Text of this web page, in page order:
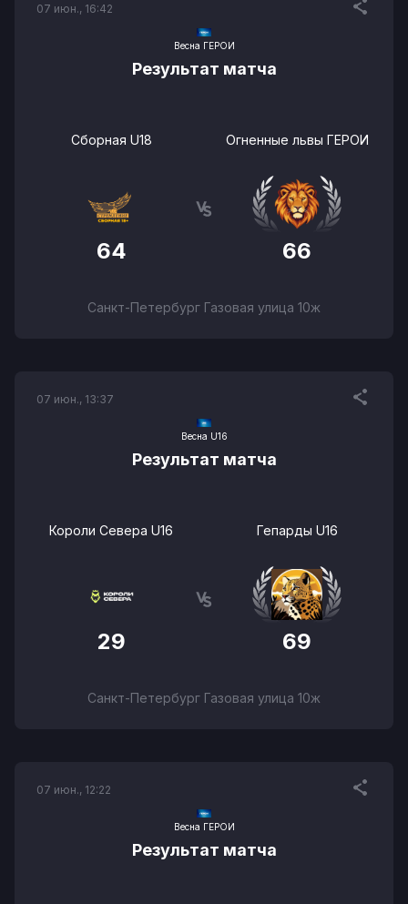
07 июн., 16:42
Весна ГЕРОИ
Результат матча
Сборная U18
64
Огненные львы ГЕРОИ
66
Санкт-Петербург Газовая улица 10ж
07 июн., 13:37
Весна U16
Результат матча
Короли Севера U16
29
Гепарды U16
69
Санкт-Петербург Газовая улица 10ж
07 июн., 12:22
Весна ГЕРОИ
Результат матча